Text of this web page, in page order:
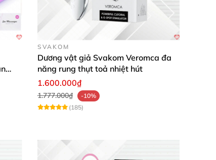
hột le bên ngoài. Điều này tạo ra cảm giác
kích thích cùng lúc.
SVAKOM
Dương vật giả Svakom Veromca đa
năng rung thụt toả nhiệt hút
1.600.000₫
1.777.000₫
-10%
(185)